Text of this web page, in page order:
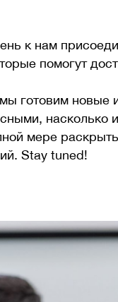
к нам
помогут
готовим
мере
Stay tuned!